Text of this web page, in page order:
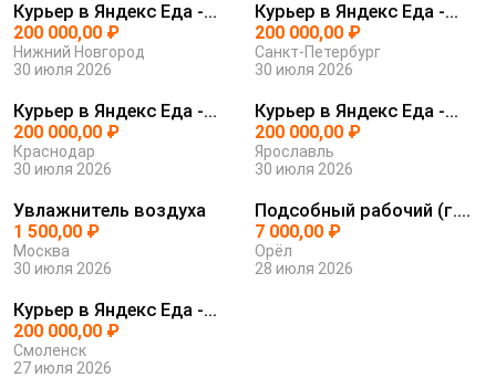
Курьер в Яндекс Еда -
уверенно...
200 000,00 ₽
Нижний Новгород
30 июля 2026
Курьер в Яндекс Еда -
уверенно...
200 000,00 ₽
Санкт-Петербург
30 июля 2026
Курьер в Яндекс Еда -
уверенно...
200 000,00 ₽
Краснодар
30 июля 2026
Курьер в Яндекс Еда -
уверенно...
200 000,00 ₽
Ярославль
30 июля 2026
Увлажнитель воздуха
1 500,00 ₽
Москва
30 июля 2026
Подсобный рабочий (г.
Орел, мо...
7 000,00 ₽
Орёл
28 июля 2026
Курьер в Яндекс Еда -
уверенно...
200 000,00 ₽
Смоленск
27 июля 2026